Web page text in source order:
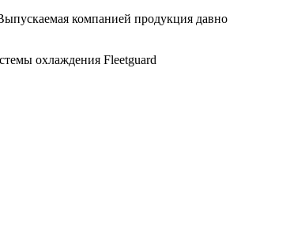
компанией продукция давно
охлаждения Fleetguard